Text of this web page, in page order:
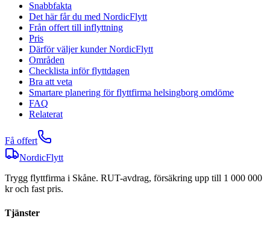
Snabbfakta
Det här får du med NordicFlytt
Från offert till inflyttning
Pris
Därför väljer kunder NordicFlytt
Områden
Checklista inför flyttdagen
Bra att veta
Smartare planering för flyttfirma helsingborg omdöme
FAQ
Relaterat
Få offert
NordicFlytt
Trygg flyttfirma i Skåne. RUT-avdrag, försäkring upp till 1 000 000
kr och fast pris.
Tjänster